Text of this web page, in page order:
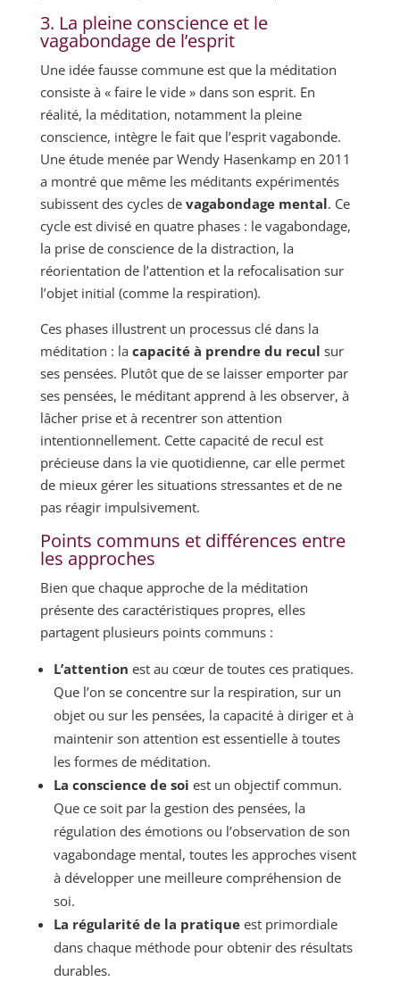
3. La pleine conscience et le
vagabondage de l’esprit
Une idée fausse commune est que la méditation
consiste à « faire le vide » dans son esprit. En
réalité, la méditation, notamment la pleine
conscience, intègre le fait que l’esprit vagabonde.
Une étude menée par Wendy Hasenkamp en 2011
a montré que même les méditants expérimentés
subissent des cycles de vagabondage mental. Ce
cycle est divisé en quatre phases : le vagabondage,
la prise de conscience de la distraction, la
réorientation de l’attention et la refocalisation sur
l’objet initial (comme la respiration).
Ces phases illustrent un processus clé dans la
méditation : la capacité à prendre du recul sur
ses pensées. Plutôt que de se laisser emporter par
ses pensées, le méditant apprend à les observer, à
lâcher prise et à recentrer son attention
intentionnellement. Cette capacité de recul est
précieuse dans la vie quotidienne, car elle permet
de mieux gérer les situations stressantes et de ne
pas réagir impulsivement.
Points communs et différences entre
les approches
Bien que chaque approche de la méditation
présente des caractéristiques propres, elles
partagent plusieurs points communs :
L’attention est au cœur de toutes ces pratiques.
Que l’on se concentre sur la respiration, sur un
objet ou sur les pensées, la capacité à diriger et à
maintenir son attention est essentielle à toutes
les formes de méditation.
La conscience de soi est un objectif commun.
Que ce soit par la gestion des pensées, la
régulation des émotions ou l’observation de son
vagabondage mental, toutes les approches visent
à développer une meilleure compréhension de
soi.
La régularité de la pratiqueest primordiale
dans chaque méthode pour obtenir des résultats
durables.